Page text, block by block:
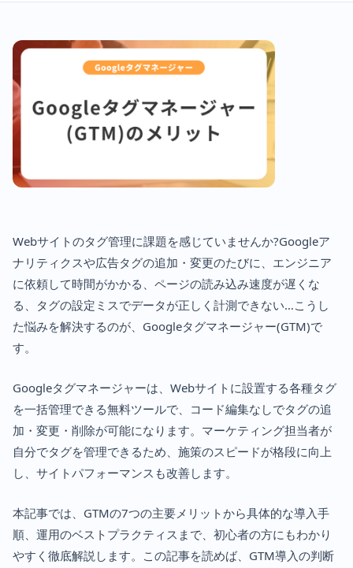
Webサイトのタグ管理に課題を感じていませんか?Googleア
ナリティクスや広告タグの追加・変更のたびに、エンジニア
に依頼して時間がかかる、ページの読み込み速度が遅くな
る、タグの設定ミスでデータが正しく計測できない…こうし
た悩みを解決するのが、Googleタグマネージャー(GTM)で
す。
Googleタグマネージャーは、Webサイトに設置する各種タグ
を一括管理できる無料ツールで、コード編集なしでタグの追
加・変更・削除が可能になります。マーケティング担当者が
自分でタグを管理できるため、施策のスピードが格段に向上
し、サイトパフォーマンスも改善します。
本記事では、GTMの7つの主要メリットから具体的な導入手
順、運用のベストプラクティスまで、初心者の方にもわかり
やすく徹底解説します。この記事を読めば、GTM導入の判断